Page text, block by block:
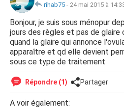
rihab75 - 24 mai 2015 à
Bonjour, je suis sous ménopur
jours des règles et pas de glaire
quand la glaire qui annonce
apparaître et qd elle devient
sous ce type de traitement
Répondre (1) Partager
A voir également: